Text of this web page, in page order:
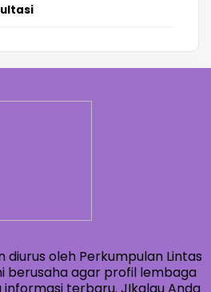
diurus oleh Perkumpulan Lintas
berusaha agar profil lembaga